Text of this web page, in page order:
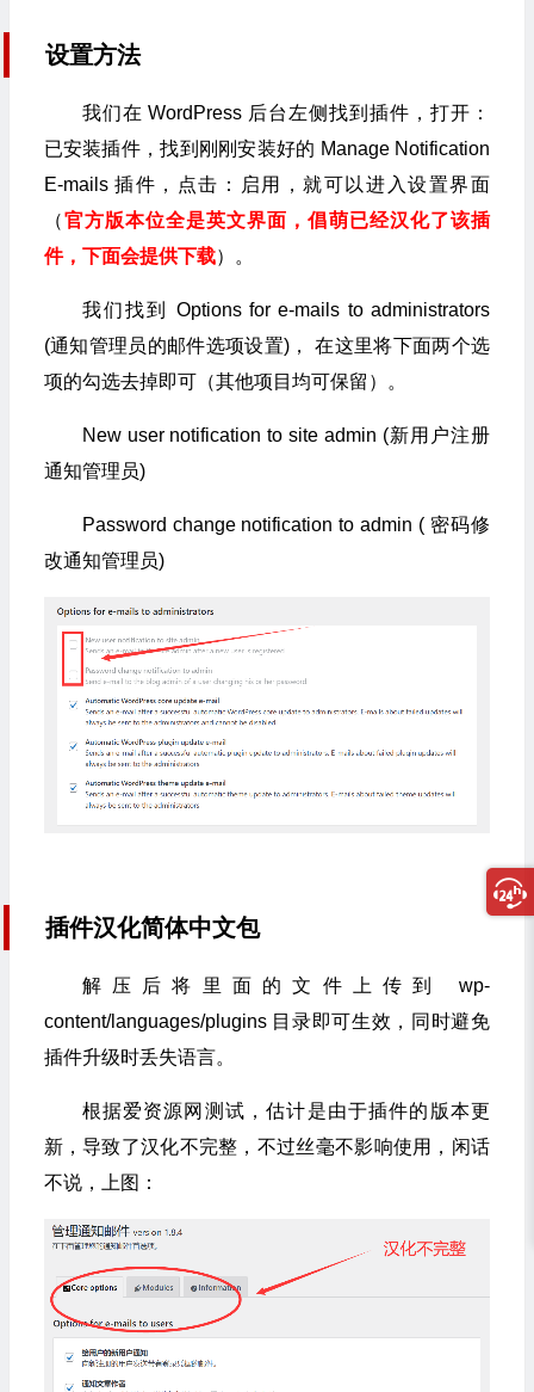
设置方法
我们在 WordPress 后台左侧找到插件，打开：
已安装插件，找到刚刚安装好的 Manage Notification
E-mails 插件，点击：启用，就可以进入设置界面
（官方版本位全是英文界面，倡萌已经汉化了该插
件，下面会提供下载）。
我们找到 Options for e-mails to administrators
(通知管理员的邮件选项设置)， 在这里将下面两个选
项的勾选去掉即可（其他项目均可保留）。
New user notification to site admin (新用户注册
通知管理员)
Password change notification to admin ( 密码修
改通知管理员)
插件汉化简体中文包
解压后将里面的文件上传到 wp-
content/languages/plugins 目录即可生效，同时避免
插件升级时丢失语言。
根据爱资源网测试，估计是由于插件的版本更
新，导致了汉化不完整，不过丝毫不影响使用，闲话
不说，上图：